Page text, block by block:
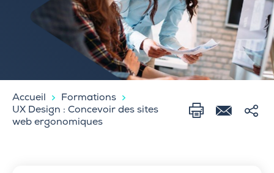
Accueil
Formations
UX Design : Concevoir des sites
web ergonomiques